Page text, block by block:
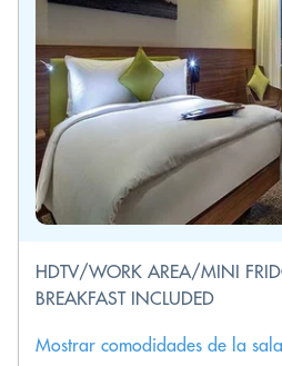
HDTV/WORK AREA/MINI
BREAKFAST INCLUDED
Mostrar comodidades de la sala